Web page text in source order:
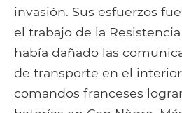
invasión. Sus esfuerzos
el trabajo de la
había dañado las
de transporte en el
comandos franceses